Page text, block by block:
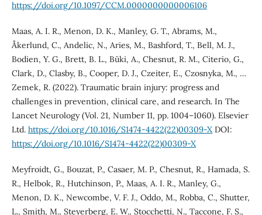
https://doi.org/10.1097/CCM.0000000000006106
Maas, A. I. R., Menon, D. K., Manley, G. T., Abrams, M.,
Åkerlund, C., Andelic, N., Aries, M., Bashford, T., Bell, M. J.,
Bodien, Y. G., Brett, B. L., Büki, A., Chesnut, R. M., Citerio, G.,
Clark, D., Clasby, B., Cooper, D. J., Czeiter, E., Czosnyka, M., …
Zemek, R. (2022). Traumatic brain injury: progress and
challenges in prevention, clinical care, and research. In The
Lancet Neurology (Vol. 21, Number 11, pp. 1004–1060). Elsevier
Ltd. https://doi.org/10.1016/S1474-4422(22)00309-XDOI:
https://doi.org/10.1016/S1474-4422(22)00309-X
Meyfroidt, G., Bouzat, P., Casaer, M. P., Chesnut, R., Hamada, S.
R., Helbok, R., Hutchinson, P., Maas, A. I. R., Manley, G.,
Menon, D. K., Newcombe, V. F. J., Oddo, M., Robba, C., Shutter,
L., Smith, M., Steyerberg, E. W., Stocchetti, N., Taccone, F. S.,